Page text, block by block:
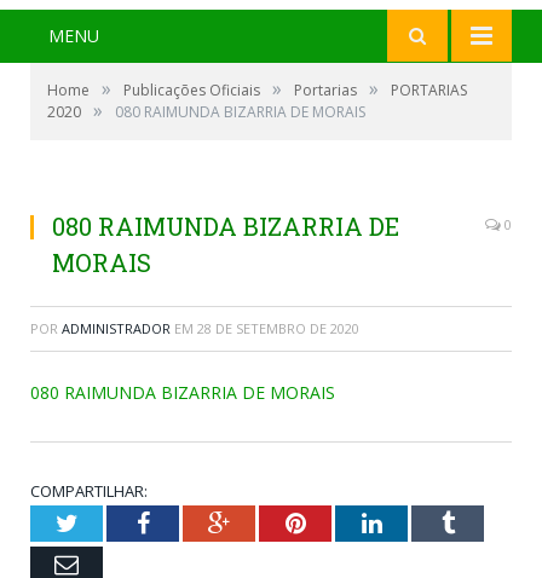
MENU
Home » Publicações Oficiais » Portarias »
PORTARIAS
2020 » 080 RAIMUNDA BIZARRIA DE MORAIS
080 RAIMUNDA BIZARRIA DE
MORAIS
0
POR ADMINISTRADOR EM 28 DE SETEMBRO DE 2020
080 RAIMUNDA BIZARRIA DE MORAIS
COMPARTILHAR:
TwitterFacebookGoogle+PinterestLinkedInTumblr
Email